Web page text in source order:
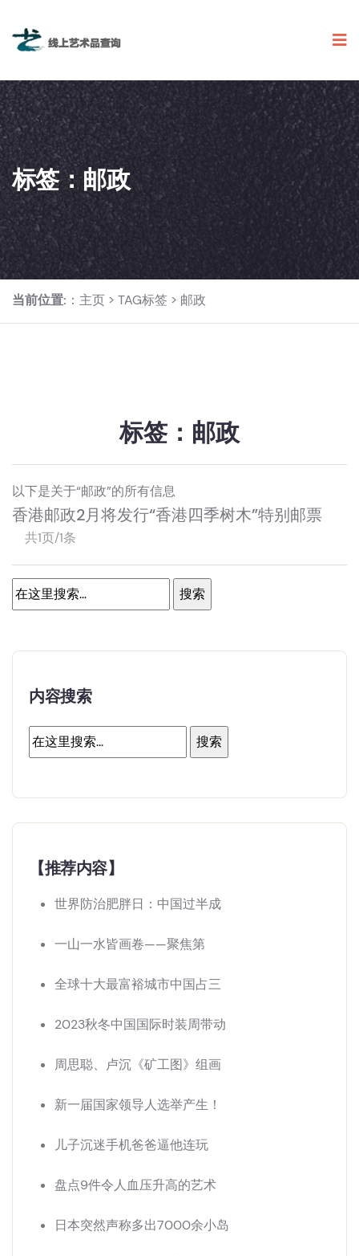
标签：邮政
当前位置: ： 主页 > TAG标签 > 邮政
标签：邮政
以下是关于“邮政”的所有信息
香港邮政2月将发行“香港四季树木”特别邮票
共1页/1条
内容搜索
【推荐内容】
世界防治肥胖日：中国过半成
一山一水皆画卷——聚焦第
全球十大最富裕城市中国占三
2023秋冬中国国际时装周带动
周思聪、卢沉《矿工图》组画
新一届国家领导人选举产生！
儿子沉迷手机爸爸逼他连玩
盘点9件令人血压升高的艺术
日本突然声称多出7000余小岛